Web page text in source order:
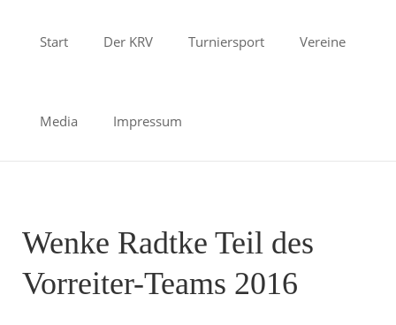
Start Der KRV Turniersport Vereine
Media Impressum
Wenke Radtke Teil des
Vorreiter-Teams 2016